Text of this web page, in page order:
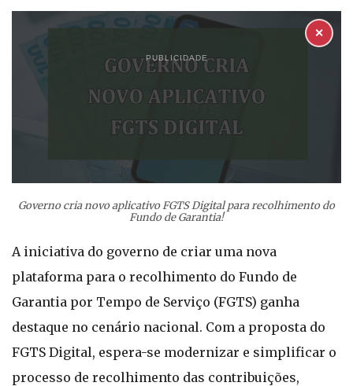
PUBLICIDADE
✕
Governo cria novo aplicativo FGTS Digital para recolhimento do
Fundo de Garantia!
A iniciativa do governo de criar uma nova
plataforma para o recolhimento do Fundo de
Garantia por Tempo de Serviço (FGTS) ganha
destaque no cenário nacional. Com a proposta do
FGTS Digital, espera-se modernizar e simplificar o
processo de recolhimento das contribuições,